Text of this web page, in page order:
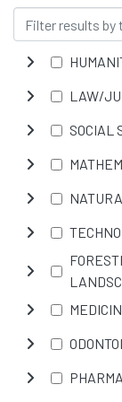
LAW/
SOCIAL